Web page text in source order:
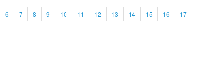
6 7 8 9 10 11 12 13 14 15 16 17